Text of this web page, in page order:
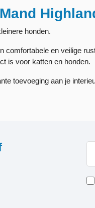
honden.
comfortabele en veilige
is voor katten en honden.
toevoeging aan je